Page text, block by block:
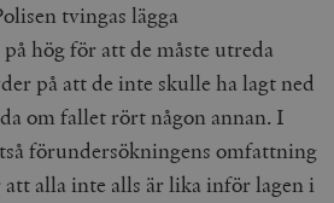
tvingas lägga
hög för att de måste utreda
på att de inte skulle ha lagt ned
om fallet rört någon annan. I
förundersökningens omfattning
alla inte alls är lika inför lagen i